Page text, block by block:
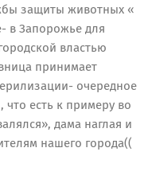
защиты животных «
в Запорожье для
властью
принимает
очередное
есть к примеру во
дама наглая и
нашего города((